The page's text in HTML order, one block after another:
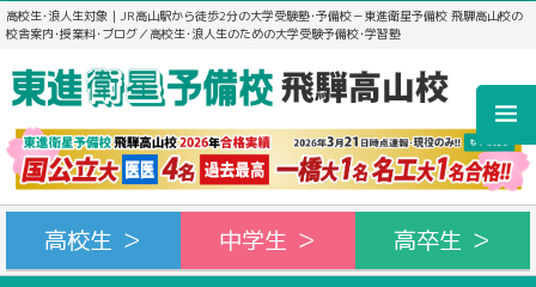
高校生･浪人生対象｜JR高山駅から徒歩2分の大学受験塾･予備校－東進衛星予備校 飛騨高山校の
校舎案内･授業料･ブログ／高校生･浪人生のための大学受験予備校･学習塾
高校生 ＞ 中学生 ＞ 高卒生 ＞